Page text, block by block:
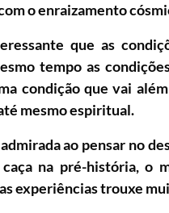
o enraizamento
que as
tempo as
condição que vai
mesmo espiritual.
ao pensar no
na pré-história, o
experiências trouxe